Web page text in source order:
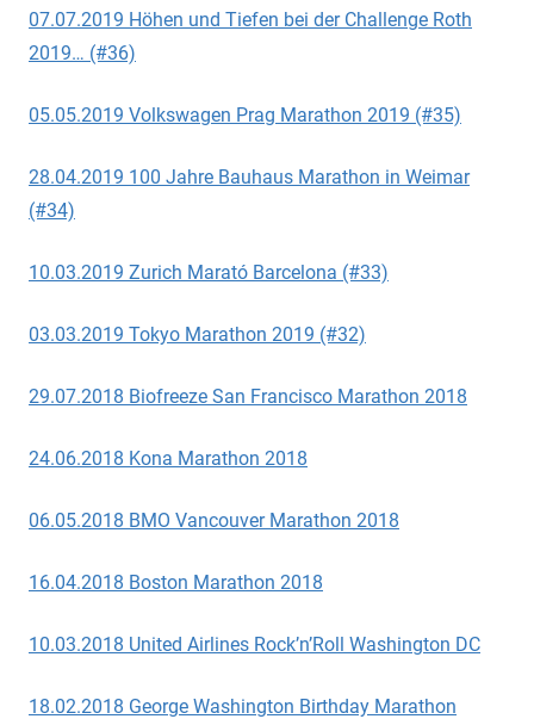
07.07.2019 Höhen und Tiefen bei der Challenge Roth
2019… (#36)
05.05.2019 Volkswagen Prag Marathon 2019 (#35)
28.04.2019 100 Jahre Bauhaus Marathon in Weimar
(#34)
10.03.2019 Zurich Marató Barcelona (#33)
03.03.2019 Tokyo Marathon 2019 (#32)
29.07.2018 Biofreeze San Francisco Marathon 2018
24.06.2018 Kona Marathon 2018
06.05.2018 BMO Vancouver Marathon 2018
16.04.2018 Boston Marathon 2018
10.03.2018 United Airlines Rock’n’Roll Washington DC
18.02.2018 George Washington Birthday Marathon